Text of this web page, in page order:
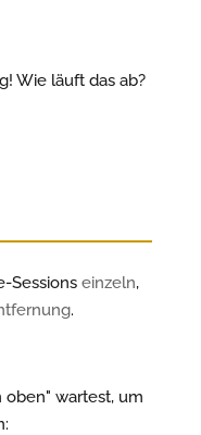
Wie läuft das ab?
Sessions einzeln,
.
oben" wartest, um